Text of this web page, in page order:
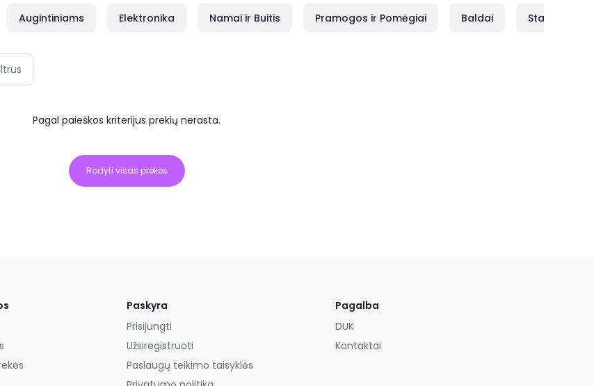
Augintiniams Elektronika Namai ir Buitis Pramogos ir Pomėgiai Baldai Statybai
Pagal paieškos kriterijus prekių nerasta.
Rodyti visas prekes
Paskyra
Prisijungti
Užsiregistruoti
Paslaugų teikimo taisyklės
Pagalba
DUK
Kontaktai